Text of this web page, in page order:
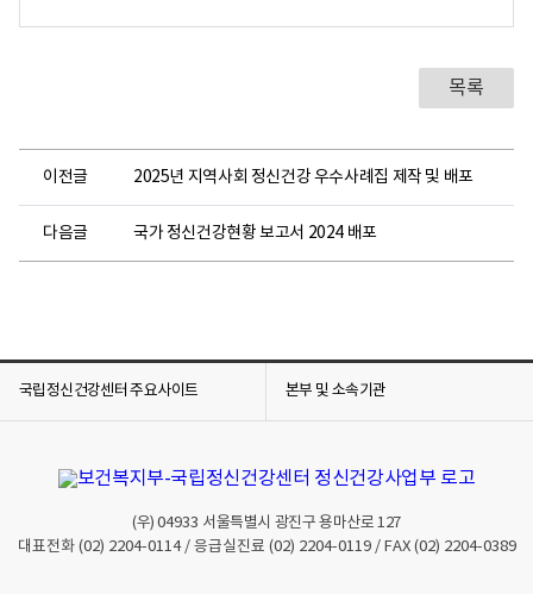
목록
이전글 2025년 지역사회 정신건강 우수사례집 제작 및 배포
다음글 국가 정신건강현황 보고서 2024 배포
국립정신건강센터 주요사이트 본부 및 소속기관
(우)04933 서울특별시 광진구 용마산로 127
대표전화 (02) 2204-0114/ 응급실진료 (02) 2204-0119/ FAX (02) 2204-0389